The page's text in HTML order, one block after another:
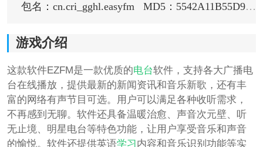
包名：cn.cri_gghl.easyfm
MD5：5542A11B55D965F2A281662C44E868A3
游戏介绍
这款软件EZFM是一款优质的电台软件，支持各大广播电
台在线播放，提供最新的新闻资讯和音乐新歌，还有丰
富的网络有声节目可选。用户可以满足各种收听需求，
不再感到无聊。软件还具备温暖治愈、声音次元壁、听
无止境、明星电台等特色功能，让用户享受音乐和声音
的愉悦。软件还提供英语学习内容和音乐识别功能等实